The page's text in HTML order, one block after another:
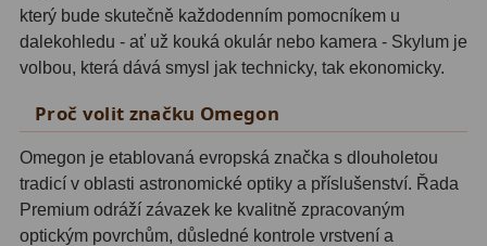
Fotografické montáže
Stativy a pilíře3
Objímky10
Motory a pohony13
Upínací prvky13
který bude skutečně každodenním pomocníkem u
dalekohledu - ať už kouká okulár nebo kamera - Skylum je
volbou, která dává smysl jak technicky, tak ekonomicky.
Proč volit značku Omegon
Omegon je etablovaná evropská značka s dlouholetou
tradicí v oblasti astronomické optiky a příslušenství. Řada
Premium odráží závazek ke kvalitně zpracovaným
optickým povrchům, důsledné kontrole vrstvení a